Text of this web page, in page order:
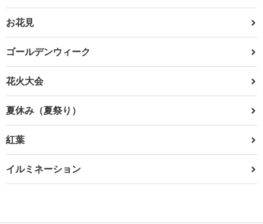
お花見
ゴールデンウィーク
花火大会
夏休み（夏祭り）
紅葉
イルミネーション